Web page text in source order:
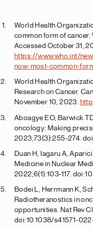
World Health
common form of cancer:
Accessed October 31,
https://www.who.int/
now-most-common-
World Health
Research on Cancer.
November 10, 2023.
Aboagye EO, Barwick
oncology: Making
2023;73(3):255-274.
Duan H, Iagaru A,
Medicine in Nuclear
2022;6(1):103-117.
Bodei L, Herrmann K,
Radiotheranostics in
opportunities. Nat Rev
doi:10.1038/s41571-